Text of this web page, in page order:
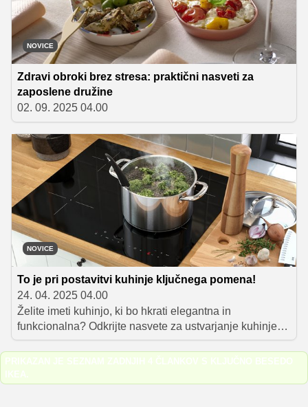
NOVICE
Zdravi obroki brez stresa: praktični nasveti za
zaposlene družine
02. 09. 2025 04.00
NOVICE
To je pri postavitvi kuhinje ključnega pomena!
24. 04. 2025 04.00
Želite imeti kuhinjo, ki bo hkrati elegantna in
funkcionalna? Odkrijte nasvete za ustvarjanje kuhinje
po vaših željah, ki bo združevala praktičnost in estetiko.
V članku vam bomo predstavili, kako optimizirati prostor,
organizirati shranjevanje in izbrati najboljše materiale
za kuhinjo vaših sanj.
PRIKAZAN JE SEZNAM ZADNJIH 4 ČLANKOV S KLJUČNO BESEDO
IKEA.